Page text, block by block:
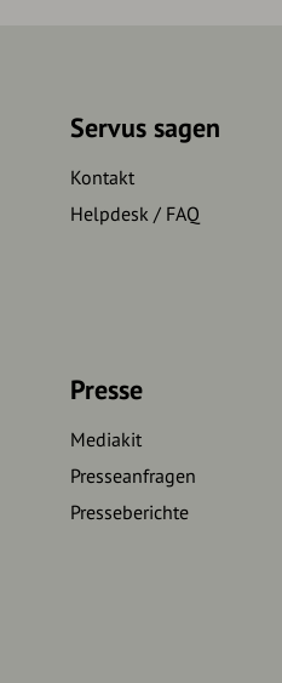
Servus sagen
Kontakt
Helpdesk / FAQ
Presse
Mediakit
Presseanfragen
Presseberichte